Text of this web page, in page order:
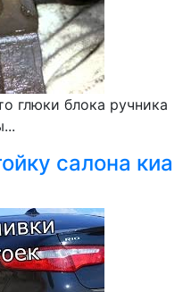
глюки блока ручника
салона киа